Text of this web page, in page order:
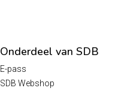
Onderdeel van SDB
E-pass
SDB Webshop